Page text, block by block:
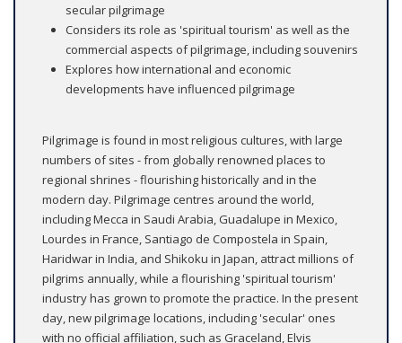
secular pilgrimage
Considers its role as 'spiritual tourism' as well as the
commercial aspects of pilgrimage, including souvenirs
Explores how international and economic
developments have influenced pilgrimage
Pilgrimage is found in most religious cultures, with large
numbers of sites - from globally renowned places to
regional shrines - flourishing historically and in the
modern day. Pilgrimage centres around the world,
including Mecca in Saudi Arabia, Guadalupe in Mexico,
Lourdes in France, Santiago de Compostela in Spain,
Haridwar in India, and Shikoku in Japan, attract millions of
pilgrims annually, while a flourishing 'spiritual tourism'
industry has grown to promote the practice. In the present
day, new pilgrimage locations, including 'secular' ones
with no official affiliation, such as Graceland, Elvis